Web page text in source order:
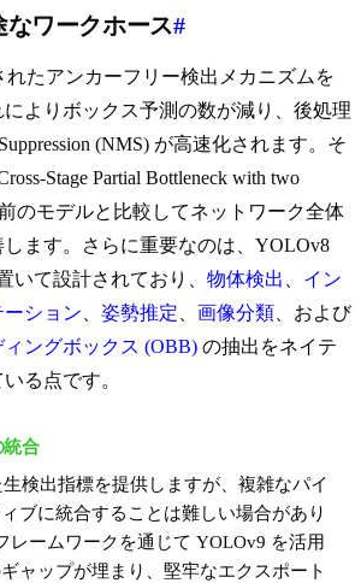
ワークホース#
たアンカーフリー検出メカニズムを
よりボックス予測の数が減り、後処理
(NMS) が高速化されます。そ
Stage Partial Bottleneck with two
のモデルと比較してネットワーク全体
ます。さらに重要なのは、YOLOv8
いて設計されており、 物体検出
イン
ション
姿勢推定 画像分類 、および
ングボックス (OBB) の抽出をネイテ
る点です。
統合
検出指標を提供しますが、複雑なパイ
ブに統合することは難しい場合があり
レームワークを通じて YOLOv9 を活用
ャップが埋まり、堅牢なエクスポート